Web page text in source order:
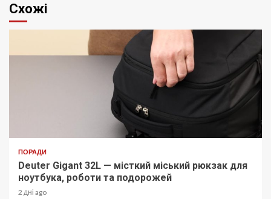
Схожі
ПОРАДИ
Deuter Gigant 32L — місткий міський рюкзак для
ноутбука, роботи та подорожей
2 дні ago